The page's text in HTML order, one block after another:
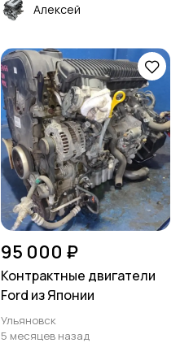
Алексей
95 000 ₽
Контрактные двигатели
Ford из Японии
Ульяновск
5 месяцев назад